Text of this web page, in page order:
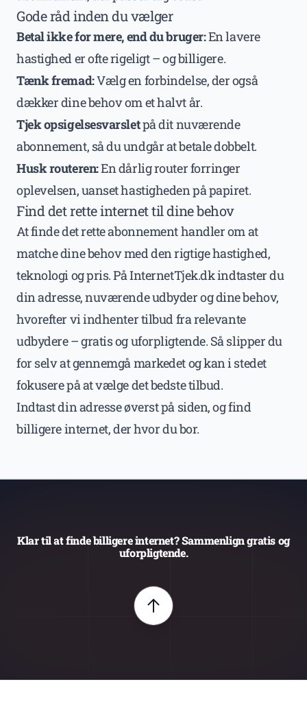
Gode råd inden du vælger
Betal ikke for mere, end du bruger:En lavere
hastighed er ofte rigeligt – og billigere.
Tænk fremad:Vælg en forbindelse, der også
dækker dine behov om et halvt år.
Tjek opsigelsesvarsletpå dit nuværende
abonnement, så du undgår at betale dobbelt.
Husk routeren:En dårlig router forringer
oplevelsen, uanset hastigheden på papiret.
Find det rette internet til dine behov
At finde det rette abonnement handler om at
matche dine behov med den rigtige hastighed,
teknologi og pris. På InternetTjek.dk indtaster du
din adresse, nuværende udbyder og dine behov,
hvorefter vi indhenter tilbud fra relevante
udbydere – gratis og uforpligtende. Så slipper du
for selv at gennemgå markedet og kan i stedet
fokusere på at vælge det bedste tilbud.
Indtast din adresse øverst på siden, og find
billigere internet, der hvor du bor.
Klar til at finde billigere internet? Sammenlign gratis og
uforpligtende.